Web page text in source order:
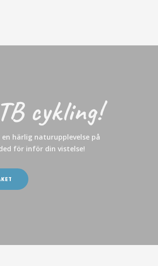
cykling!
härlig naturupplevelse på
för inför din vistelse!